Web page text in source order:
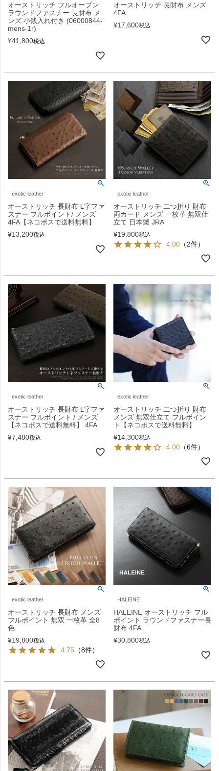
オーストリッチ フルオープン
ラウンドファスナー 長財布 メ
ンズ 小銭入れ付き (06000844-
mens-1r)
¥41,800税込
オーストリッチ 長財布 メンズ
4FA
¥17,600税込
exotic leather
オーストリッチ 長財布 L字ファ
スナー フルポイント/ メンズ
4FA【ネコポスで送料無料】
¥13,200税込
exotic leather
オーストリッチ 二つ折り 財布
両カード メンズ 一枚革 無双仕
立て 日本製 JRA
¥19,800税込
4.00 （2件）
exotic leather
オーストリッチ 長財布 L字ファ
スナー フルポイント / メンズ
【ネコポスで送料無料】 4FA
¥7,480税込
exotic leather
オーストリッチ 二つ折り 財布
メンズ 無双仕立て フルポイン
ト【ネコポスで送料無料】
¥14,300税込
4.00 （6件）
exotic leather
オーストリッチ 長財布 メンズ
フルポイント 無双 一枚革 全8
色
¥19,800税込
4.75 （8件）
HALEINE
HALEINE オーストリッチ フル
ポイント ラウンドファスナー長
財布 4FA
¥30,800税込